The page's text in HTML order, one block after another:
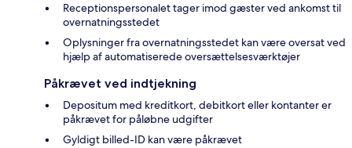
Receptionspersonalet tager imod gæster ved ankomst til
overnatningsstedet
Oplysninger fra overnatningsstedet kan være oversat ved
hjælp af automatiserede oversættelsesværktøjer
Påkrævet ved indtjekning
Depositum med kreditkort, debitkort eller kontanter er
påkrævet for påløbne udgifter
Gyldigt billed-ID kan være påkrævet